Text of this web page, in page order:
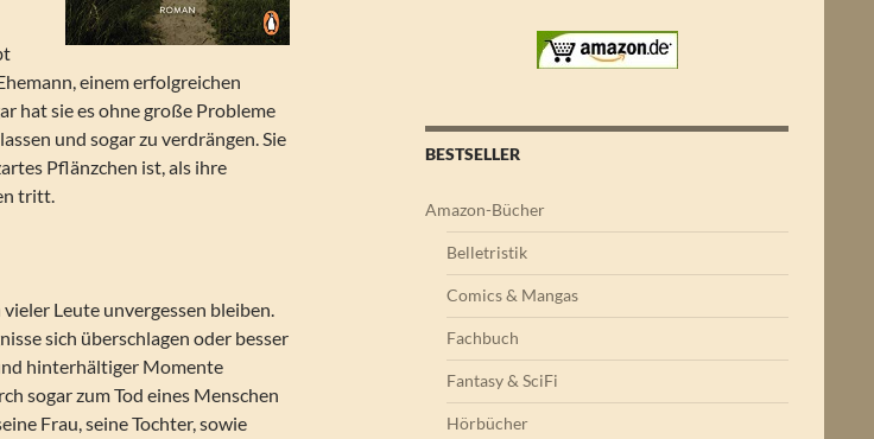
einem erfolgreichen
hat sie es ohne große Probleme
und sogar zu verdrängen. Sie
Pflänzchen ist, als ihre
tritt.
Leute unvergessen bleiben.
sich überschlagen oder besser
hinterhältiger Momente
sogar zum Tod eines Menschen
Frau, seine Tochter, sowie
BESTSELLER
Amazon-Bücher
Belletristik
Comics & Mangas
Fachbuch
Fantasy & SciFi
Hörbücher